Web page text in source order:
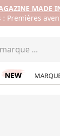
MADE
Premières